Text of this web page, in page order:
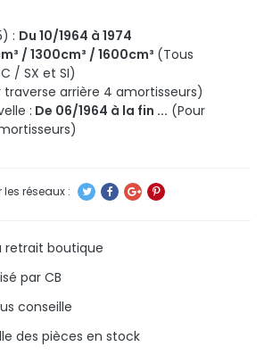
: Du 10/1964 à 1974
/ 1300cm³ / 1600cm³ (Tous
/ SX et SI)
traverse arrière 4 amortisseurs)
: De 06/1964 à la fin ... (Pour
retrait boutique
par CB
conseille
des pièces en stock